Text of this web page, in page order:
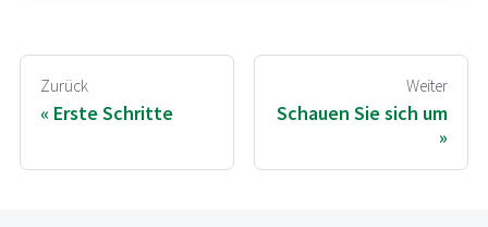
Zurück
Erste Schritte
Weiter
Schauen Sie sich um